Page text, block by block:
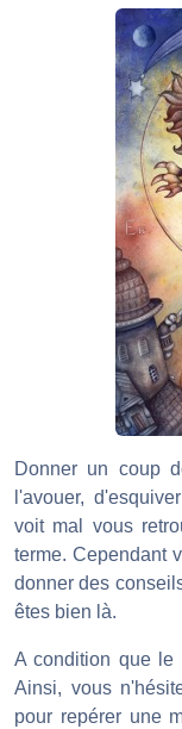
Donner un coup
l'avouer,
voit mal vous
terme. Cependant
donner des
êtes bien là.
A condition que le
Ainsi, vous
pour repérer une